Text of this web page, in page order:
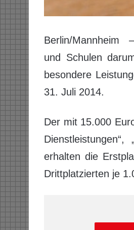
Berlin/Mannheim
und Schulen
besondere
31. Juli 2014.
Der mit 15.000
erhalten die
Drittplatzierten je